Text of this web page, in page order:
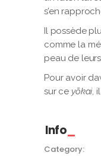
s’en
Il possède
comme la
peau de
Pour avoir
sur ce yōkai,
Info
Category: